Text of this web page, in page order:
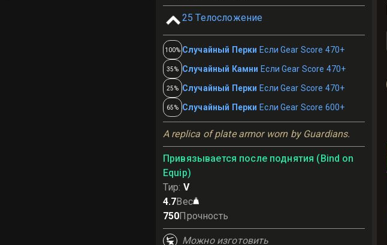
25 Телосложение
100% Случайный Перки Если Gear Score 470+
35% Случайный Камни Если Gear Score 470+
25% Случайный Перки Если Gear Score 470+
65% Случайный Перки Если Gear Score 600+
A replica of plate armor worn by Guardians.
Привязывается после поднятия (Bind on
Equip)
Тир: V
4.7Вес
750Прочность
Можно изготовить